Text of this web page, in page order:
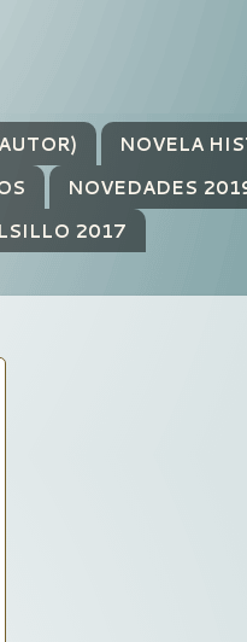
NOVELA
NOVEDADES
2017